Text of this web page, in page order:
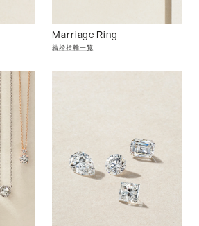
Marriage Ring
結婚指輪一覧